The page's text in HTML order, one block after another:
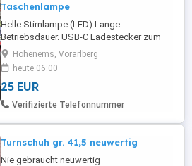
Taschenlampe
Helle Stirnlampe (LED) Lange
Betriebsdauer. USB-C Ladestecker zum
Wiederaufladen. Neuware! Preis pro
Stück! (2 Stück sind aktuell verfügbar)
Hohenems, Vorarlberg
heute 06:00
25 EUR
Verifizierte Telefonnummer
Turnschuh gr. 41,5 neuwertig
Nie gebraucht neuwertig